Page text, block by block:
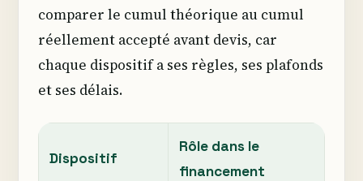
comparer le cumul théorique au cumul
réellement accepté avant devis, car
chaque dispositif a ses règles, ses plafonds
et ses délais.
Dispositif
Rôle dans le
financement